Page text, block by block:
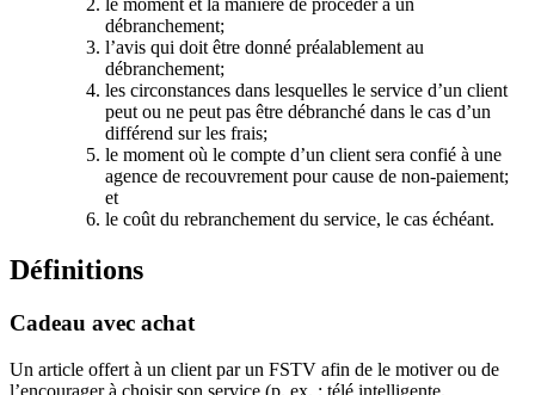
le moment et la manière de procéder à un
débranchement;
l’avis qui doit être donné préalablement au
débranchement;
les circonstances dans lesquelles le service d’un client
peut ou ne peut pas être débranché dans le cas d’un
différend sur les frais;
le moment où le compte d’un client sera confié à une
agence de recouvrement pour cause de non-paiement;
et
le coût du rebranchement du service, le cas échéant.
Définitions
Cadeau avec achat
Un article offert à un client par un FSTV afin de le motiver ou de
l’encourager à choisir son service (p. ex. : télé intelligente,